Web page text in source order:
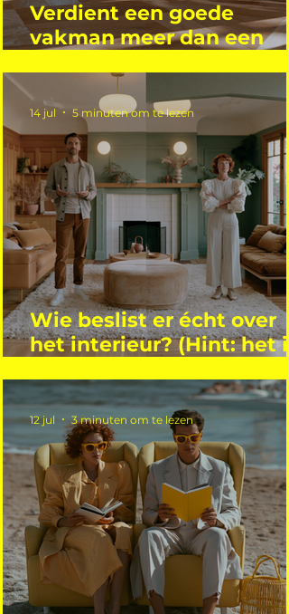
Verdient een goede
vakman meer dan een
Wie beslist er écht over
het interieur? (Hint: het is
14 jul 5 minuten om te lezen
12 jul 3 minuten om te lezen